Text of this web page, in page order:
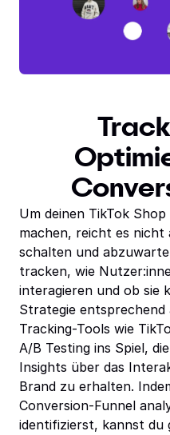
Um deinen TikTok
machen, reicht es nicht
schalten und
tracken, wie
interagieren und ob sie
Strategie entsprechend
Tracking-Tools wie
A/B Testing ins Spiel,
Insights über das
Brand zu erhalten.
Conversion-Funnel
identifizierst, kannst du